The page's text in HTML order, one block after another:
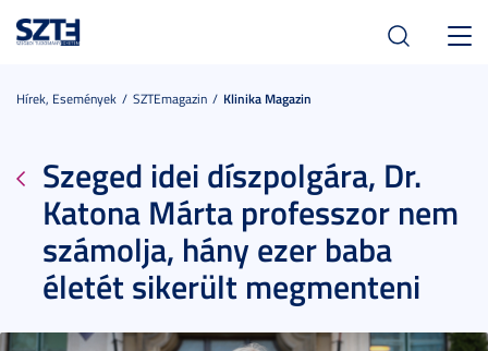
Hírek, Események SZTEmagazin Klinika Magazin
Szeged idei díszpolgára, Dr.
Katona Márta professzor nem
számolja, hány ezer baba
életét sikerült megmenteni